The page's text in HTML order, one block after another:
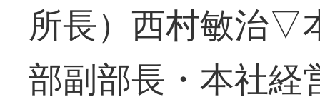
所長）西村敏治▽
部副部長・本社経